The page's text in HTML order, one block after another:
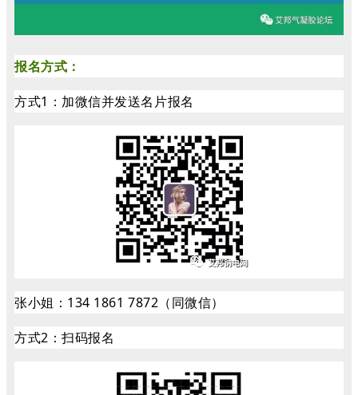
报名方式：
方式1：加微信并发送名片报名
张小姐：134 1861 7872（同微信）
方式2：扫码报名